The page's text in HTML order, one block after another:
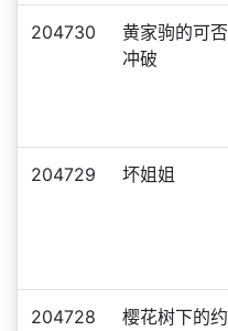
204730
黄家驹的可否
冲破
204729 坏姐姐
204728
樱花树下的约